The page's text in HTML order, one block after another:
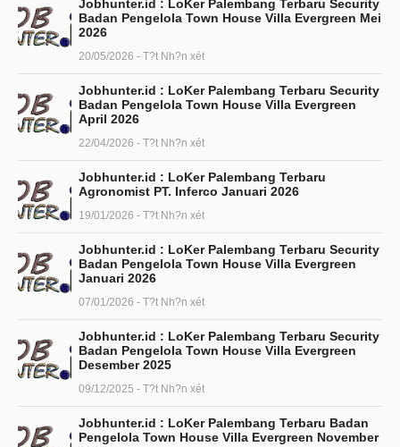
Jobhunter.id : LoKer Palembang Terbaru Security
Badan Pengelola Town House Villa Evergreen Mei
2026
20/05/2026 - T?t Nh?n xét
Jobhunter.id : LoKer Palembang Terbaru Security
Badan Pengelola Town House Villa Evergreen
April 2026
22/04/2026 - T?t Nh?n xét
Jobhunter.id : LoKer Palembang Terbaru
Agronomist PT. Inferco Januari 2026
19/01/2026 - T?t Nh?n xét
Jobhunter.id : LoKer Palembang Terbaru Security
Badan Pengelola Town House Villa Evergreen
Januari 2026
07/01/2026 - T?t Nh?n xét
Jobhunter.id : LoKer Palembang Terbaru Security
Badan Pengelola Town House Villa Evergreen
Desember 2025
09/12/2025 - T?t Nh?n xét
Jobhunter.id : LoKer Palembang Terbaru Badan
Pengelola Town House Villa Evergreen November